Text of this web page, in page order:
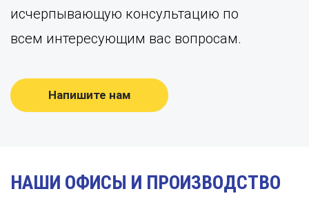
исчерпывающую консультацию по
всем интересующим вас вопросам.
Напишите нам
НАШИ ОФИСЫ И ПРОИЗВОДСТВО